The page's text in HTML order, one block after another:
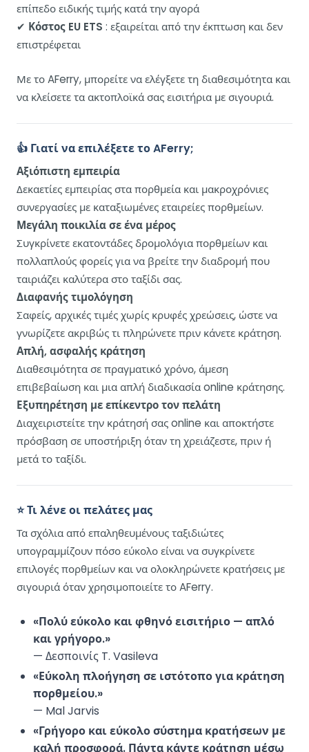
επίπεδο ειδικής τιμής κατά την αγορά
✔ Κόστος EU ETS : εξαιρείται από την έκπτωση και δεν
επιστρέφεται
Με το AFerry, μπορείτε να ελέγξετε τη διαθεσιμότητα και
να κλείσετε τα ακτοπλοϊκά σας εισιτήρια με σιγουριά.
👍 Γιατί να επιλέξετε το AFerry;
Αξιόπιστη εμπειρία
Δεκαετίες εμπειρίας στα πορθμεία και μακροχρόνιες
συνεργασίες με καταξιωμένες εταιρείες πορθμείων.
Μεγάλη ποικιλία σε ένα μέρος
Συγκρίνετε εκατοντάδες δρομολόγια πορθμείων και
πολλαπλούς φορείς για να βρείτε την διαδρομή που
ταιριάζει καλύτερα στο ταξίδι σας.
Διαφανής τιμολόγηση
Σαφείς, αρχικές τιμές χωρίς κρυφές χρεώσεις, ώστε να
γνωρίζετε ακριβώς τι πληρώνετε πριν κάνετε κράτηση.
Απλή, ασφαλής κράτηση
Διαθεσιμότητα σε πραγματικό χρόνο, άμεση
επιβεβαίωση και μια απλή διαδικασία online κράτησης.
Εξυπηρέτηση με επίκεντρο τον πελάτη
Διαχειριστείτε την κράτησή σας online και αποκτήστε
πρόσβαση σε υποστήριξη όταν τη χρειάζεστε, πριν ή
μετά το ταξίδι.
⭐ Τι λένε οι πελάτες μας
Τα σχόλια από επαληθευμένους ταξιδιώτες
υπογραμμίζουν πόσο εύκολο είναι να συγκρίνετε
επιλογές πορθμείων και να ολοκληρώνετε κρατήσεις με
σιγουριά όταν χρησιμοποιείτε το AFerry.
«Πολύ εύκολο και φθηνό εισιτήριο — απλό
και γρήγορο.»
— Δεσποινίς T. Vasileva
«Εύκολη πλοήγηση σε ιστότοπο για κράτηση
πορθμείου.»
— Mal Jarvis
«Γρήγορο και εύκολο σύστημα κρατήσεων με
καλή προσφορά. Πάντα κάντε κράτηση μέσω